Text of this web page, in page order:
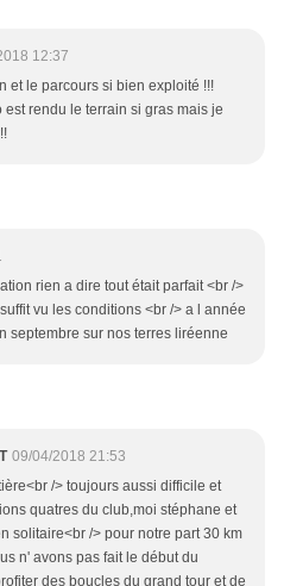
12:37
et le parcours si bien exploité !!!
est rendu le terrain si gras mais je
rien a dire tout était parfait <br />
vu les conditions <br /> a l année
septembre sur nos terres liréenne
09/04/2018 21:53
/> toujours aussi difficile et
quatres du club,moi stéphane et
solitaire<br /> pour notre part 30 km
n' avons pas fait le début du
des boucles du grand tour et de